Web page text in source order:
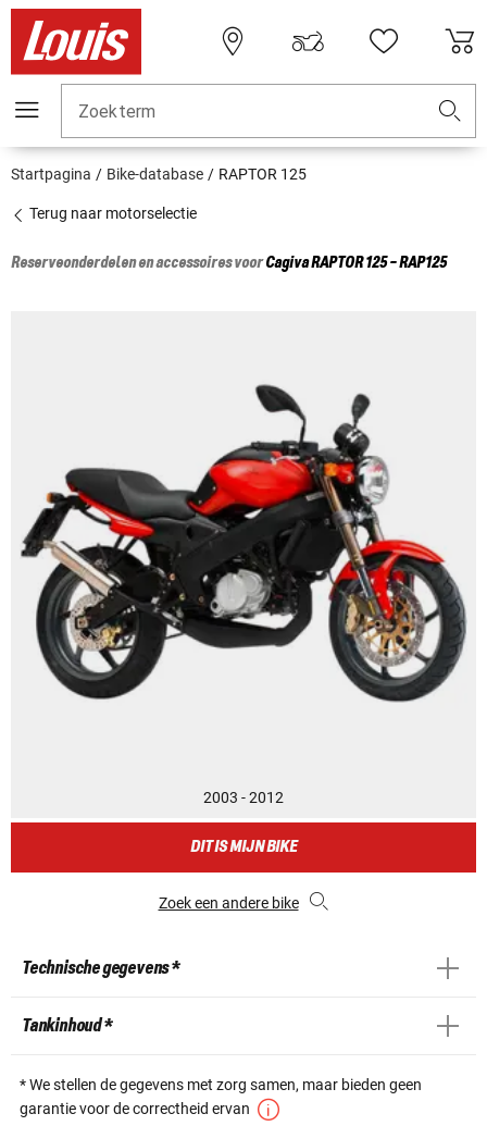
Zoekterm
Startpagina Bike-database RAPTOR 125
Terug naar motorselectie
Reserveonderdelen en accessoires voorCagivaRAPTOR 125 - RAP125
2003 - 2012
DIT IS MIJN BIKE
Zoek een andere bike
Technische gegevens *
Tankinhoud *
* We stellen de gegevens met zorg samen, maar bieden geen
garantie voor de correctheid ervan